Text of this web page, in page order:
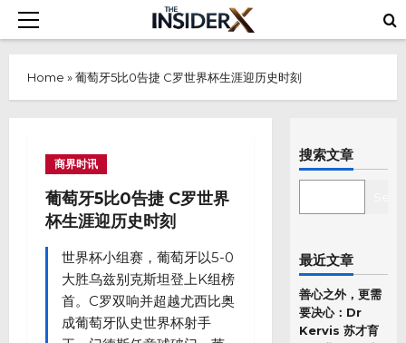
Skip
Primary
Home »葡萄牙5比0告捷 C罗世界杯生涯迎历史时刻
商界时讯
葡萄牙5比0告捷 C罗世界
杯生涯迎历史时刻
世界杯小组赛，葡萄牙以5-0
大胜乌兹别克斯坦登上K组榜
首。C罗双响并超越尤西比奥
成葡萄牙队史世界杯射手
搜索文章
最近文章
善心之外，更需
要决心：Dr
Kervis 苏才育